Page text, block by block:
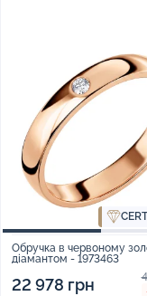
Обручка в червоному
діамантом - 1973463
22 978 грн